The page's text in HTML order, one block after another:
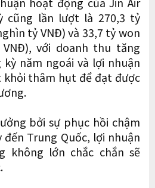
cũng lần lượt là 270,3 tỷ
tỷ VNĐ) và 33,7 tỷ won
với doanh thu tăng
kỳ năm ngoái và lợi nhuận
thâm hụt để đạt được
bởi sự phục hồi chậm
đến Trung Quốc, lợi nhuận
không lớn chắc chắn sẽ